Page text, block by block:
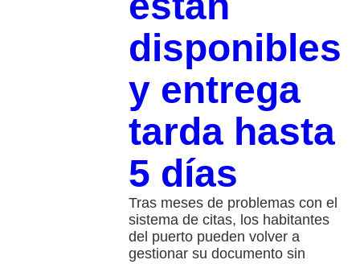
disponibles
y entrega
tarda hasta
5 días
Tras meses de problemas con el
sistema de citas, los habitantes
del puerto pueden volver a
gestionar su documento sin